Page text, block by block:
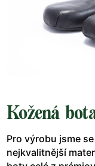
Kožená
Pro výrobu jsme
nejkvalitnější